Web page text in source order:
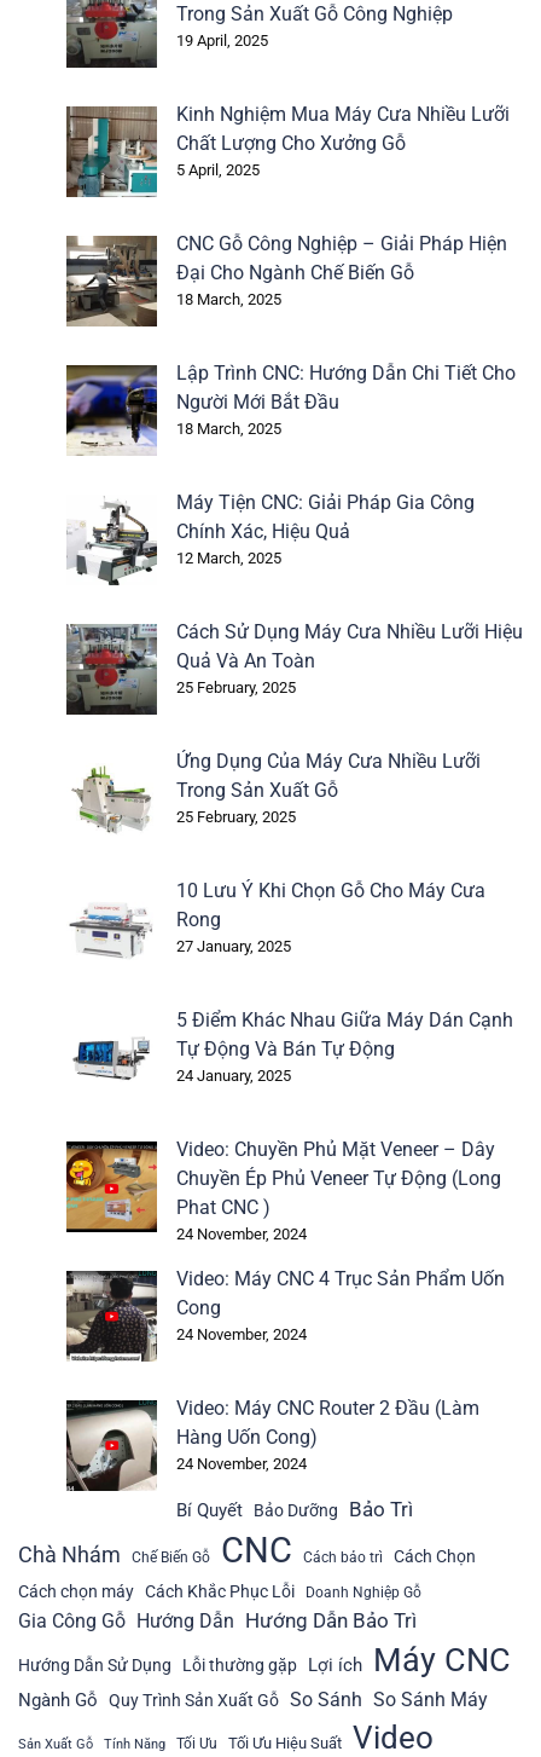
Trong Sản Xuất Gỗ Công Nghiệp
19 April, 2025
Kinh Nghiệm Mua Máy Cưa Nhiều Lưỡi
Chất Lượng Cho Xưởng Gỗ
5 April, 2025
CNC Gỗ Công Nghiệp – Giải Pháp Hiện
Đại Cho Ngành Chế Biến Gỗ
18 March, 2025
Lập Trình CNC: Hướng Dẫn Chi Tiết Cho
Người Mới Bắt Đầu
18 March, 2025
Máy Tiện CNC: Giải Pháp Gia Công
Chính Xác, Hiệu Quả
12 March, 2025
Cách Sử Dụng Máy Cưa Nhiều Lưỡi Hiệu
Quả Và An Toàn
25 February, 2025
Ứng Dụng Của Máy Cưa Nhiều Lưỡi
Trong Sản Xuất Gỗ
25 February, 2025
10 Lưu Ý Khi Chọn Gỗ Cho Máy Cưa
Rong
27 January, 2025
5 Điểm Khác Nhau Giữa Máy Dán Cạnh
Tự Động Và Bán Tự Động
24 January, 2025
Video: Chuyền Phủ Mặt Veneer – Dây
Chuyền Ép Phủ Veneer Tự Động (Long
Phat CNC )
24 November, 2024
Video: Máy CNC 4 Trục Sản Phẩm Uốn
Cong
24 November, 2024
Video: Máy CNC Router 2 Đầu (Làm
Hàng Uốn Cong)
24 November, 2024
Bí Quyết Bảo Dưỡng
Bảo Trì
Chà Nhám
Chế Biến Gỗ CNC Cách bảo trì
Cách Chọn
Cách chọn máy Cách Khắc Phục Lỗi Doanh Nghiệp Gỗ
Gia Công Gỗ Hướng Dẫn Hướng Dẫn Bảo Trì
Hướng Dẫn Sử Dụng Lỗi thường gặp Lợi ích Máy CNC
Ngành Gỗ Quy Trình Sản Xuất Gỗ So Sánh So Sánh Máy
Sản Xuất Gỗ Tính Năng Tối Ưu Tối Ưu Hiệu Suất Video